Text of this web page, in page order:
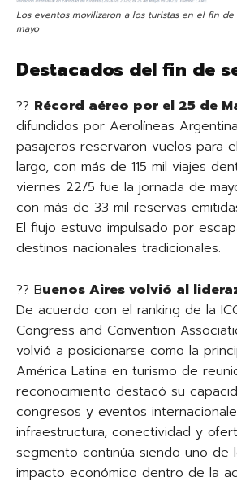
Los eventos movilizaron a los turistas en el fin
mayo
Destacados del fin de
?? Récord aéreo por el 25 de
difundidos por Aerolíneas
pasajeros reservaron vuelos para
largo, con más de 115 mil viajes
viernes 22/5 fue la jornada de
con más de 33 mil reservas
El flujo estuvo impulsado por
destinos nacionales tradicionales.
?? Buenos Aires volvió al
De acuerdo con el ranking de la
Congress and Convention
volvió a posicionarse como la
América Latina en turismo de
reconocimiento destacó su
congresos y eventos
infraestructura, conectividad y
segmento continúa siendo uno de
impacto económico dentro de la